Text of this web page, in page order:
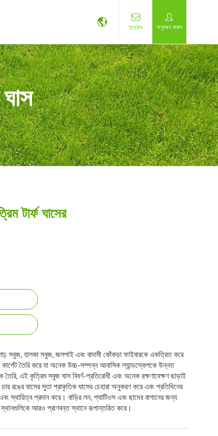
ইমেইল অনুসরণ করুন
টার্ফ ঘাসের
সবুজ, হালকা সবুজ, জলপাই এবং বাদামী কোঁকড়া ফাইবারকে একত্রিত করে
তৈরি করে যা অনেক উচ্চ-সম্পন্ন আবাসিক ল্যান্ডস্কেপকে উন্নত
এই কৃত্রিম সবুজ ঘাস বিবর্ণ-প্রতিরোধী এবং অনেক রক্ষণাবেক্ষণ ছাড়াই
রঙের ঘাসের সুতা প্রাকৃতিক ঘাসের চেহারা অনুকরণ করে এবং প্রতিদিনের
স্থায়িত্ব প্রদান করে। বাড়ির লন, প্যাটিওস এবং ছাদের বাগানের জন্য
স্থানগুলিকে আরও প্রাণবন্ত স্থানে রূপান্তরিত করে।